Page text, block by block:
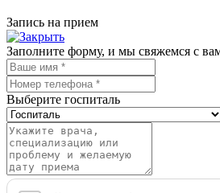
Запись на прием
Заполните форму, и мы свяжемся с
Выберите госпиталь